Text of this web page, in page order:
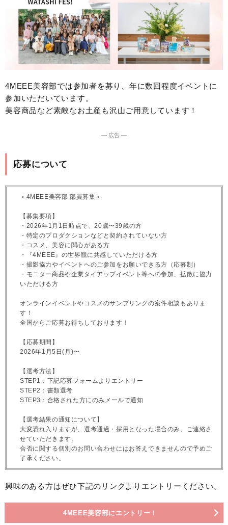
4MEEE美容部では参加者を募り、年に数回程度イベントに
参加いただいています。
美容商品など素敵なお土産も沢山ご用意しています！
― 広告 ―
応募について
＜4MEEE美容部 部員募集＞
【募集要項】
・2026年1月1日時点で、20歳〜39歳の方
・特定のプロダクションなどと契約されていない方
・コスメ、美容に関心がある方
・『4MEEE』の世界観に共感していただける方
・撮影協力やイベントへのご参加をお願いできる方（応募制）
・モニター商品や企業タイアップイベント等への参加、拡散に協力
いただける方
オンラインイベントやコスメのサンプリングの案件相談もありま
す！
全国からご応募お待ちしております！
【応募期間】
2026年1月5日(月)〜
【選考方法】
STEP1：下記応募フォームよりエントリー
STEP2：書類選考
STEP3：合格された方にのみメールで通知
【選考結果の通知について】
大変恐れ入りますが、選考通過・採用となった場合のみ、ご連絡さ
せていただきます。
合否に関する個別のお問い合わせにはお答えできませんので予めご
了承ください。
興味のある方はぜひ下記のリンクよりエントリーください。
4MEEE美容部にエントリー！